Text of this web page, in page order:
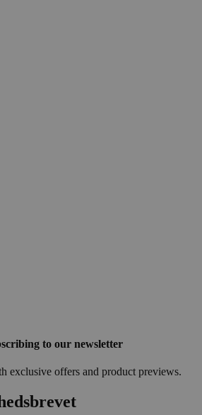
to our newsletter
exclusive offers and product previews.